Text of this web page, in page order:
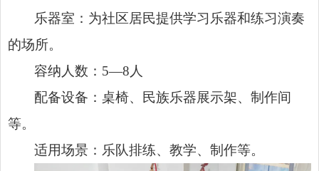
乐器室：为社区居民提供学习乐器和练习演奏
的场所。
容纳人数：5—8人
配备设备：桌椅、民族乐器展示架、制作间
等。
适用场景：乐队排练、教学、制作等。